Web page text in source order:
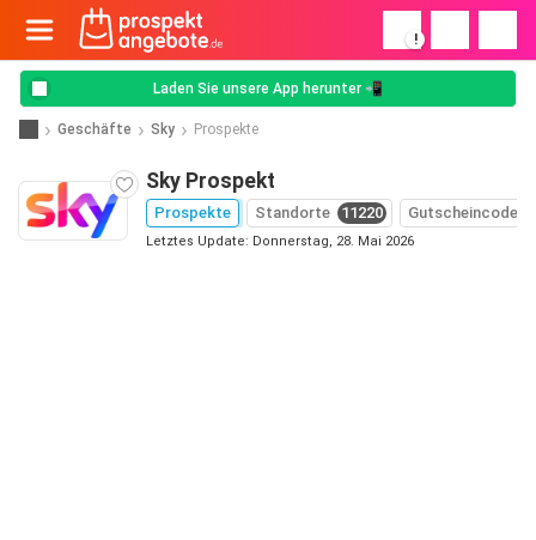
!
Laden Sie unsere App herunter 📲
Geschäfte Sky Prospekte
Sky Prospekt
Prospekte Standorte 11220 Gutscheincodes
Letztes Update: Donnerstag, 28. Mai 2026